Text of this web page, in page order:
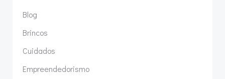
Blog
Brincos
Cuidados
Empreendedorismo